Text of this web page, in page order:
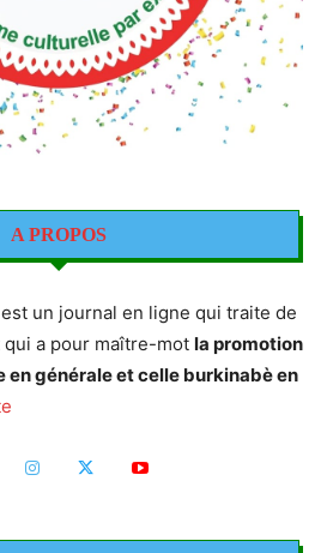
A PROPOS
un journal en ligne qui traite de
qui a pour maître-mot la promotion
en générale et celle burkinabè en